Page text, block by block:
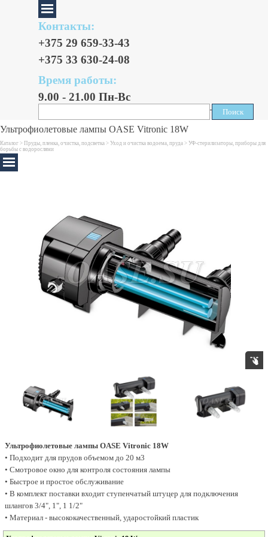
Контакты:
+375 29 659-33-43
+375 33 630-24-08
Время работы:
9.00 - 21.00 Пн-Вс
Поиск
Поиск
Ультрофиолетовые лампы OASE Vitronic 18W
Каталог > Пруды, пленка, очистка, подсветка > Уход и очистка водоема, пруда > УФ-стерилизаторы, приборы для
борьбы с водорослями
Ультрофиолетовые лампы OASE Vitronic 18W
• Подходит для прудов объемом до 20 м3
• Смотровое окно для контроля состояния лампы
• Быстрое и простое обслуживание
• В комплект поставки входит ступенчатый штуцер для подключения
шлангов 3/4", 1", 1 1/2"
• Материал - высококачественный, ударостойкий пластик